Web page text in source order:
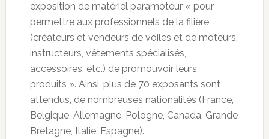
exposition de matériel paramoteur « pour
permettre aux professionnels de la filière
(créateurs et vendeurs de voiles et de moteurs,
instructeurs, vêtements spécialisés,
accessoires, etc.) de promouvoir leurs
produits ». Ainsi, plus de 70 exposants sont
attendus, de nombreuses nationalités (France,
Belgique, Allemagne, Pologne, Canada, Grande
Bretagne, Italie, Espagne).